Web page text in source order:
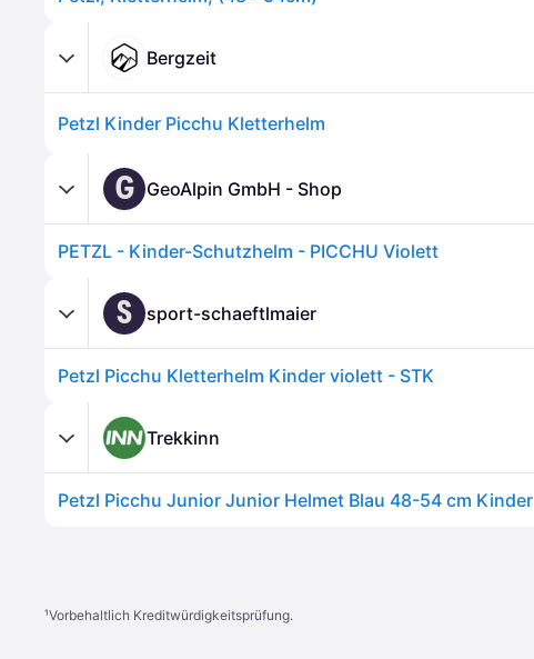
Bergzeit
Petzl Kinder Picchu Kletterhelm
G GeoAlpin GmbH - Shop
PETZL - Kinder-Schutzhelm - PICCHU Violett
S sport-schaeftlmaier
Petzl Picchu Kletterhelm Kinder violett - STK
Trekkinn
Petzl Picchu Junior Junior Helmet Blau 48-54 cm Kinder
¹Vorbehaltlich Kreditwürdigkeitsprüfung.